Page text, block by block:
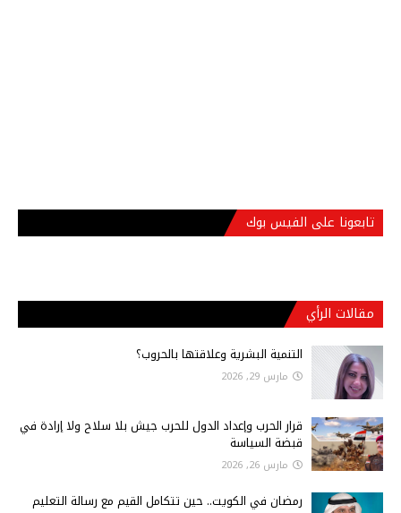
تابعونا على الفيس بوك
مقالات الرأي
التنمية البشرية وعلاقتها بالحروب؟
مارس 29, 2026
قرار الحرب وإعداد الدول للحرب جيش بلا سلاح ولا إرادة في
قبضة السياسة
مارس 26, 2026
رمضان في الكويت.. حين تتكامل القيم مع رسالة التعليم